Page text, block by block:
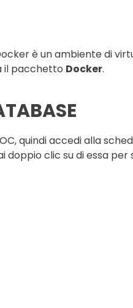
è un ambiente di
il pacchetto Docker.
quindi accedi alla
doppio clic su di essa per